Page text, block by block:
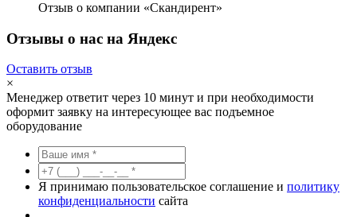
Отзыв о компании «Скандирент»
Отзывы о нас на Яндекс
Оставить отзыв
×
Менеджер ответит через 10 минут и при необходимости
оформит заявку на интересующее вас подъемное
оборудование
Я принимаю пользовательское соглашение и политику
конфиденциальности сайта